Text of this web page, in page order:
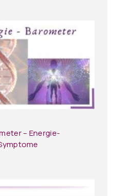
– Energie-